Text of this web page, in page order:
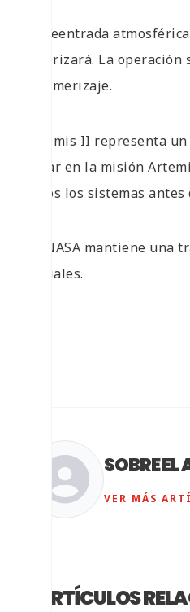
La reentrada
amerizará. La
de amerizaje.
Artemis II representa
lunar en la misión
todos los sistemas
La NASA mantiene
oficiales.
SOBRE EL
VER MÁS
ARTÍCULOS